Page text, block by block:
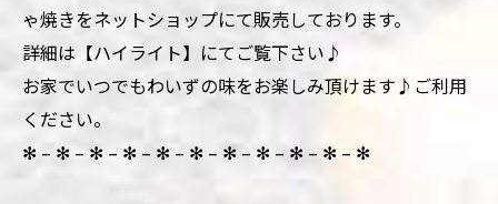
ゃ焼きをネットショップにて販売しております。
詳細は【ハイライト】にてご覧下さい♪
お家でいつでもわいずの味をお楽しみ頂けます♪ご利用
ください。
✻ – ✻ – ✻ – ✻ – ✻ – ✻ – ✻ – ✻ – ✻ – ✻ – ✻